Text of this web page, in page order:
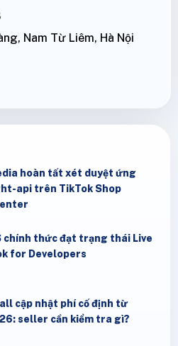
Nam Từ Liêm, Hà Nội
hoàn tất xét duyệt ứng
api trên TikTok Shop
chính thức đạt trạng thái Live
for Developers
cập nhật phí cố định từ
seller cần kiểm tra gì?